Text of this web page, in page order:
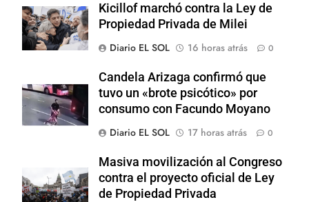
Kicillof marchó contra la Ley de
Propiedad Privada de Milei
Diario EL SOL
16 horas atrás 0
Candela Arizaga confirmó que
tuvo un «brote psicótico» por
consumo con Facundo Moyano
Diario EL SOL
17 horas atrás 0
Masiva movilización al Congreso
contra el proyecto oficial de Ley
de Propiedad Privada